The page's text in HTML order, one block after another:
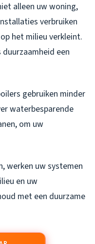
alleen uw woning,
verbruiken
het milieu verkleint.
een
gebruiken minder
waterbesparende
om uw
werken uw systemen
en uw
met een duurzame